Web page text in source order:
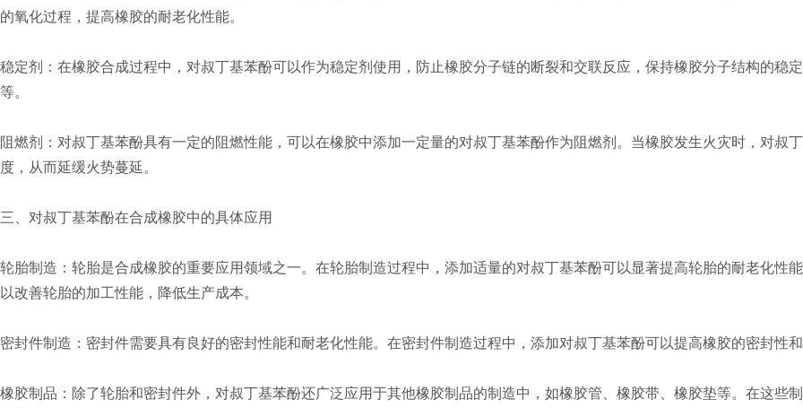
的氧化过程，提高橡胶的耐老化性能。
稳定剂：在橡胶合成过程中，对叔丁基苯酚可以作为稳定剂使用，防止橡胶分子链的断裂和交联反应，保持橡胶分子结构的稳
等。
阻燃剂：对叔丁基苯酚具有一定的阻燃性能，可以在橡胶中添加一定量的对叔丁基苯酚作为阻燃剂。当橡胶发生火灾时，对叔
度，从而延缓火势蔓延。
三、对叔丁基苯酚在合成橡胶中的具体应用
轮胎制造：轮胎是合成橡胶的重要应用领域之一。在轮胎制造过程中，添加适量的对叔丁基苯酚可以显著提高轮胎的耐老化性
以改善轮胎的加工性能，降低生产成本。
密封件制造：密封件需要具有良好的密封性能和耐老化性能。在密封件制造过程中，添加对叔丁基苯酚可以提高橡胶的密封性
橡胶制品：除了轮胎和密封件外，对叔丁基苯酚还广泛应用于其他橡胶制品的制造中，如橡胶管、橡胶带、橡胶垫等。在这些